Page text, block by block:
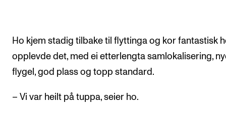
Ho kjem stadig tilbake til flyttinga og kor fantastisk
opplevde det, med ei etterlengta samlokalisering,
flygel, god plass og topp standard.
– Vi var heilt på tuppa, seier ho.